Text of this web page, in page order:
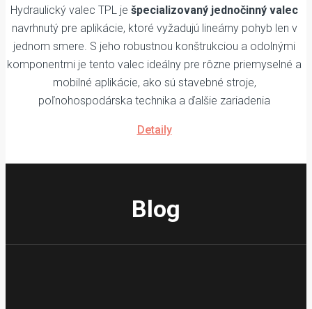
Hydraulický valec TPL je špecializovaný jednočinný valec
navrhnutý pre aplikácie, ktoré vyžadujú lineárny pohyb len v
jednom smere. S jeho robustnou konštrukciou a odolnými
komponentmi je tento valec ideálny pre rôzne priemyselné a
mobilné aplikácie, ako sú stavebné stroje,
poľnohospodárska technika a ďalšie zariadenia
Detaily
Blog